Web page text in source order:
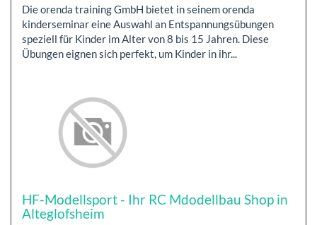
Die orenda training GmbH bietet in seinem orenda
kinderseminar eine Auswahl an Entspannungsübungen
speziell für Kinder im Alter von 8 bis 15 Jahren. Diese
Übungen eignen sich perfekt, um Kinder in ihr...
HF-Modellsport - Ihr RC Mdodellbau Shop in
Alteglofsheim